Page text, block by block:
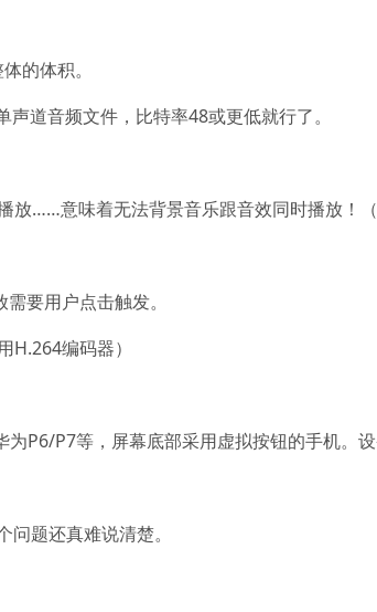
的体积。
道音频文件，比特率48或更低就行了。
放……意味着无法背景音乐跟音效同时播放！（
要用户点击触发。
H.264编码器）
P6/P7等，屏幕底部采用虚拟按钮的手机。设
题还真难说清楚。